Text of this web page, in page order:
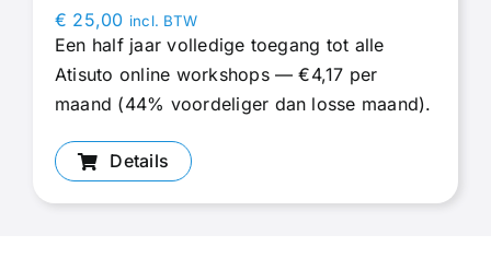
€ 25,00 incl. BTW
Een half jaar volledige toegang tot alle
Atisuto online workshops — €4,17 per
maand (44% voordeliger dan losse maand).
Details